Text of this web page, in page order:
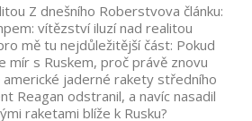
Z dnešního Roberstvova článku:
vítězství iluzí nad realitou
mě tu nejdůležitější část: Pokud
mír s Ruskem, proč právě znovu
americké jaderné rakety středního
Reagan odstranil, a navíc nasadil
raketami blíže k Rusku?